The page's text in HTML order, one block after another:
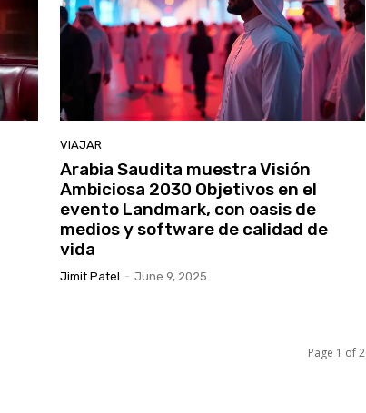
VIAJAR
Arabia Saudita muestra Visión
Ambiciosa 2030 Objetivos en el
evento Landmark, con oasis de
medios y software de calidad de
vida
Jimit Patel - June 9, 2025
Page 1 of 2